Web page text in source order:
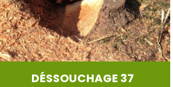
DÉSSOUCHAGE 37